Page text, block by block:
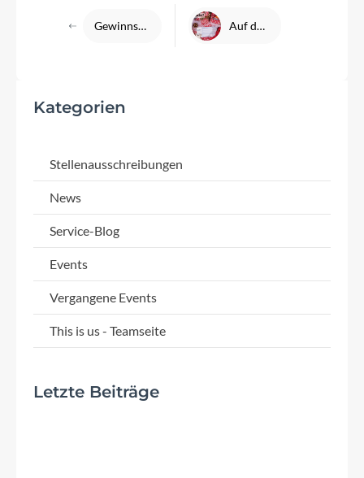
Gewinnspiel auf unserer Facebookseite Auf der Suche nach Geschenkideen?
Kategorien
Stellenausschreibungen
News
Service-Blog
Events
Vergangene Events
This is us - Teamseite
Letzte Beiträge